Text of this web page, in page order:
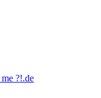
?!.de